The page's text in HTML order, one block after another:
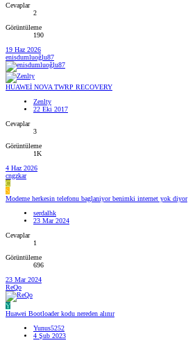
Cevaplar
2
Görüntüleme
190
19 Haz 2026
enisdumluoğlu87
HUAWEİ NOVA TWRP RECOVERY
Zenlty
22 Eki 2017
Cevaplar
3
Görüntüleme
1K
4 Haz 2026
cngzkar
C
S
Modeme herkesin telefonu baglaniyor benimki internet yok diyor
serdalhk
23 Mar 2024
Cevaplar
1
Görüntüleme
696
23 Mar 2024
ReQo
Y
Huawei Bootloader kodu nereden alınır
Yunus5252
4 Şub 2023